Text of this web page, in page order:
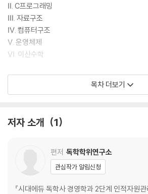
Ⅱ. C프로그래밍
Ⅲ. 자료구조
Ⅳ. 컴퓨터구조
Ⅴ. 운영체제
Ⅵ. 이산수학
PART 2 | 핵심요약집 & 최종모의고사
기출동형 최종모의고사
Ⅱ. C프로그래밍
시험장에 가져가는 핵심요약집
기출동형 최종모의고사
목차 더보기
저자 소개 1
편저 독학학위연구소
관심작가 알림신청
『시대에듀 독학사 경영학과 2단계 인적자원관